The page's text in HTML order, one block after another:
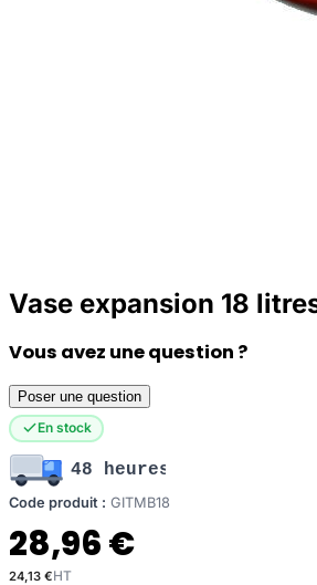
Vase expansion 18
Vous avez une question ?
Poser une question
En stock
48 heures
Code produit : GITMB18
28,96 €
24,13 €